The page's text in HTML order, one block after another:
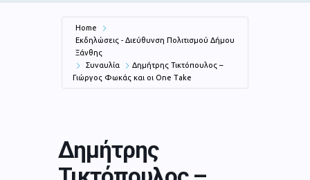
Home
Εκδηλώσεις - Διεύθυνση Πολιτισμού Δήμου
Ξάνθης
Συναυλία
Δημήτρης Τικτόπουλος –
Γιώργος Φωκάς και οι One Take
Δημήτρης